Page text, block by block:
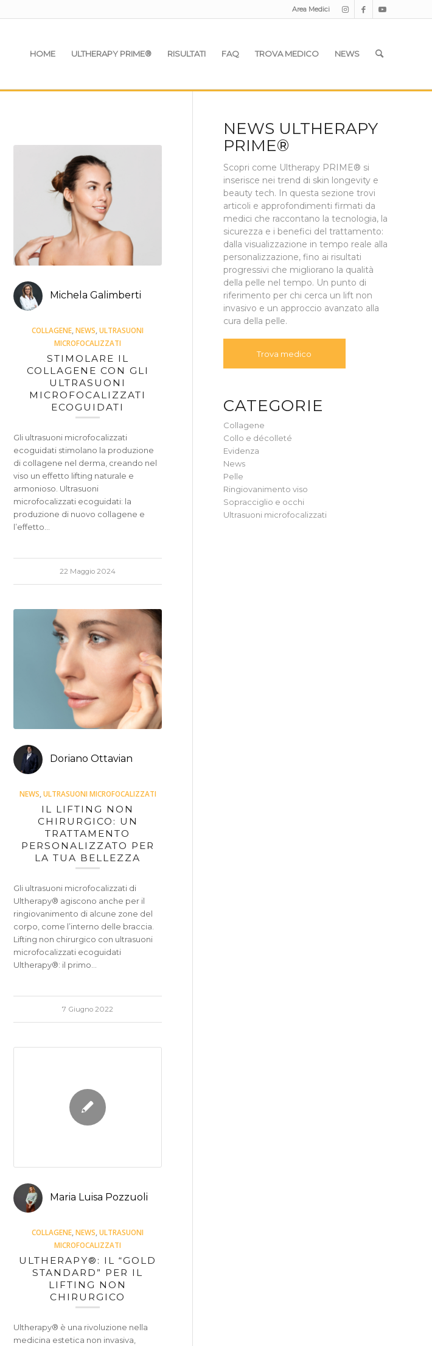
Area Medici
HOME ULTHERAPY PRIME® RISULTATI FAQ TROVA MEDICO NEWS
Michela Galimberti
COLLAGENE ,NEWS ,ULTRASUONI
MICROFOCALIZZATI
STIMOLARE IL
COLLAGENE CON GLI
ULTRASUONI
MICROFOCALIZZATI
ECOGUIDATI
Gli ultrasuoni microfocalizzati
ecoguidati stimolano la produzione
di collagene nel derma, creando nel
viso un effetto lifting naturale e
armonioso. Ultrasuoni
microfocalizzati ecoguidati: la
produzione di nuovo collagene e
l’effetto…
22 Maggio 2024
Doriano Ottavian
NEWS ULTRASUONI MICROFOCALIZZATI
IL LIFTING NON
CHIRURGICO: UN
TRATTAMENTO
PERSONALIZZATO PER
LA TUA BELLEZZA
Gli ultrasuoni microfocalizzati di
Ultherapy® agiscono anche per il
ringiovanimento di alcune zone del
corpo, come l’interno delle braccia.
Lifting non chirurgico con ultrasuoni
microfocalizzati ecoguidati
Ultherapy®: il primo…
7 Giugno 2022
Maria Luisa Pozzuoli
COLLAGENE ,NEWS ,ULTRASUONI
MICROFOCALIZZATI
ULTHERAPY®: IL “GOLD
STANDARD” PER IL
LIFTING NON
CHIRURGICO
Ultherapy® è una rivoluzione nella
medicina estetica non invasiva,
NEWS ULTHERAPY
PRIME®
Scopri come Ultherapy PRIME® si
inserisce nei trend di skin longevity e
beauty tech. In questa sezione trovi
articoli e approfondimenti firmati da
medici che raccontano la tecnologia, la
sicurezza e i benefici del trattamento:
dalla visualizzazione in tempo reale alla
personalizzazione, fino ai risultati
progressivi che migliorano la qualità
della pelle nel tempo. Un punto di
riferimento per chi cerca un lift non
invasivo e un approccio avanzato alla
cura della pelle.
Trova medico
CATEGORIE
Collagene
Collo e décolleté
Evidenza
News
Pelle
Ringiovanimento viso
Sopracciglio e occhi
Ultrasuoni microfocalizzati